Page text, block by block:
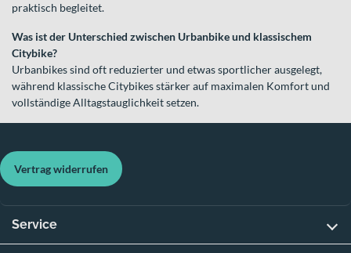
praktisch begleitet.
Was ist der Unterschied zwischen Urbanbike und klassischem
Citybike?
Urbanbikes sind oft reduzierter und etwas sportlicher ausgelegt,
während klassische Citybikes stärker auf maximalen Komfort und
vollständige Alltagstauglichkeit setzen.
Vertrag widerrufen
Service